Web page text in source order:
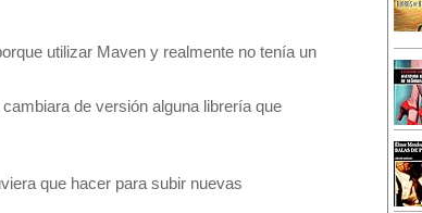
utilizar Maven y realmente no tenía un
de versión alguna librería que
que hacer para subir nuevas